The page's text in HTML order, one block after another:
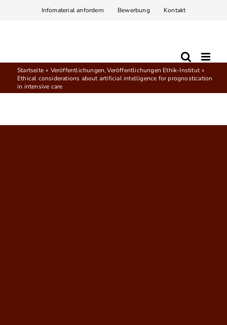
Infomaterial anfordern Bewerbung Kontakt
Startseite Veröffentlichungen Veröffentlichungen Ethik-Institut
Ethical considerations about artificial intelligence for prognostication
in intensive care